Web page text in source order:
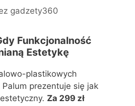
gadzety360
Funkcjonalność
Estetykę
plastikowych
Palum prezentuje się jak
Za 299 zł